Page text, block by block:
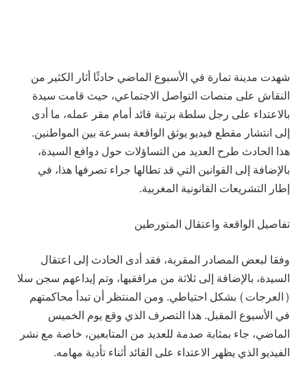
شهدت مدينة تمارة في الأسبوع الماضي حادثًا أثار الكثير من
النقاش على منصات التواصل الاجتماعي، حيث قامت سيدة
بالاعتداء على رجل سلطة برتبة قائد أمام مقر عمله، ما أدى
إلى انتشار مقطع فيديو يوثق الواقعة بسرعة بين المواطنين.
هذا الحادث طرح العديد من التساؤلات حول دوافع السيدة،
بالإضافة إلى القوانين التي قد تطالها جراء تصرفها هذا، في
إطار التشريعات القانونية المغربية.
تفاصيل الواقعة واعتقال المتورطين
وفقا لبعض المصادر المقربة، فقد أدى الحادث إلى اعتقال
السيدة، بالإضافة إلى ثلاثة من مرافقيها، وتم إيداعهم سجن سلا
(العرجات) بشكل احتياطي. ومن المنتظر أن تبدأ محاكمتهم
في الأسبوع المقبل. هذا التصرف الذي وقع يوم الخميس
الماضي، جاء بمثابة صدمة للعديد من المتابعين، خاصة مع نشر
الفيديو الذي يظهر الاعتداء على القائد أثناء تأدية مهامه.